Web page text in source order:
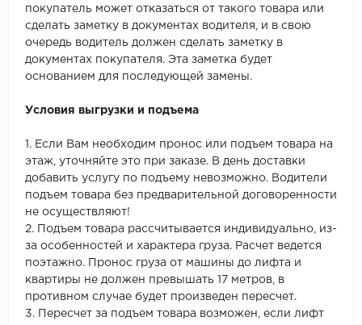
покупатель может отказаться от такого товара или
сделать заметку в документах водителя, и в свою
очередь водитель должен сделать заметку в
документах покупателя. Эта заметка будет
основанием для последующей замены.
Условия выгрузки и подъема
1. Если Вам необходим пронос или подъем товара на
этаж, уточняйте это при заказе. В день доставки
добавить услугу по подъему невозможно. Водители
подъем товара без предварительной договоренности
не осуществляют!
2. Подъем товара рассчитывается индивидуально, из-
за особенностей и характера груза. Расчет ведется
поэтажно. Пронос груза от машины до лифта и
квартиры не должен превышать 17 метров, в
противном случае будет произведен пересчет.
3. Пересчет за подъем товара возможен, если лифт